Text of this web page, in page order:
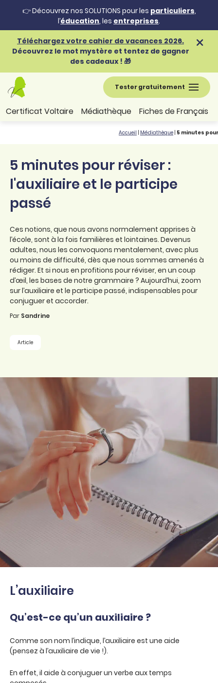
👉 Découvrez nos SOLUTIONS pour les particuliers,
l’éducation, les entreprises.
Téléchargez votre cahier de vacances 2026.
Découvrez le mot mystère et tentez de gagner
des cadeaux ! 🎁
Tester gratuitement
Certificat Voltaire Médiathèque Fiches de Français
Accueil Médiathèque 5 minutes
5 minutes pour réviser :
l'auxiliaire et le participe
passé
Ces notions, que nous avons normalement apprises à
l’école, sont à la fois familières et lointaines. Devenus
adultes, nous les convoquons mentalement, avec plus
ou moins de difficulté, dès que nous sommes amenés à
rédiger. Et si nous en profitions pour réviser, en un coup
d’œil, les bases de notre grammaire ? Aujourd’hui, zoom
sur l’auxiliaire et le participe passé, indispensables pour
conjuguer et accorder.
Par Sandrine
Article
L’auxiliaire
Qu’est-ce qu’un auxiliaire ?
Comme son nom l’indique, l’auxiliaire est une aide
(pensez à l’auxiliaire de vie !).
En effet, il aide à conjuguer un verbe aux temps